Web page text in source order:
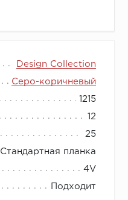
Design Collection
Серо-коричневый
1215
12
25
Стандартная планка
4V
Подходит